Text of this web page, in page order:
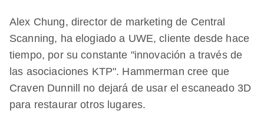
Alex Chung, director de marketing de Central
Scanning, ha elogiado a UWE, cliente desde hace
tiempo, por su constante "innovación a través de
las asociaciones KTP". Hammerman cree que
Craven Dunnill no dejará de usar el escaneado 3D
para restaurar otros lugares.